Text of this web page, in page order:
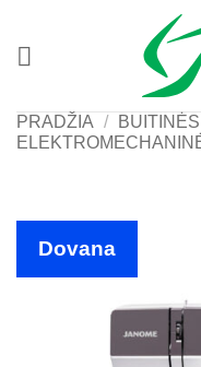
content
PRADŽIA /
Dovana